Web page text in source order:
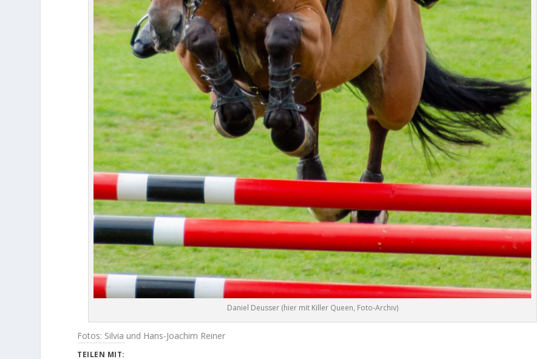
Daniel Deusser (hier mit Killer Queen, Foto-Archiv)
Fotos: Silvia und Hans-Joachim Reiner
TEILEN MIT: